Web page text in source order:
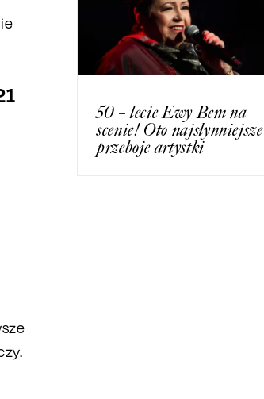
50 – lecie Ewy Bem na
scenie! Oto najsłynniejsze
przeboje artystki